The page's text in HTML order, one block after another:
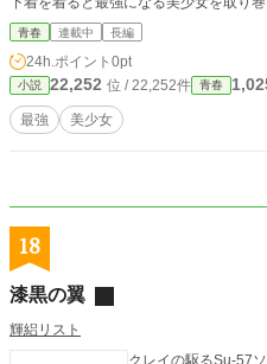
青春 連載中 長編
24h.ポイント 0pt
小説 22,252 位 / 22,252件 青春
最強 美少女
18
漆黒の翼
輝絽リスト
クレイの駆るSu-57